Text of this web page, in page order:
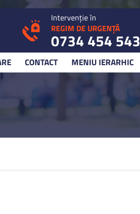
CONTACT MENIU IERARHIC
Intervenție în
REGIM DE URGENȚĂ
0734 454 543